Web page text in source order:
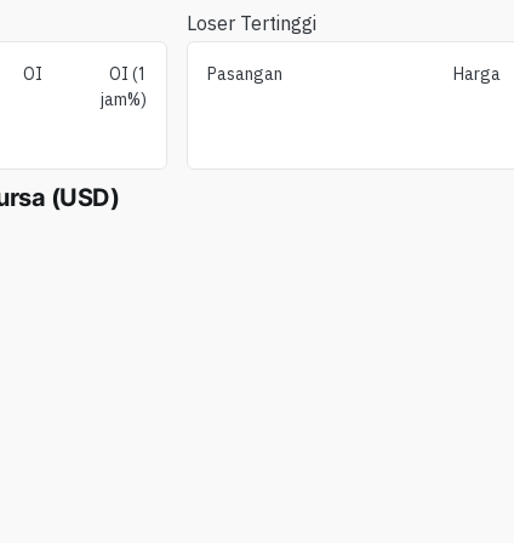
OI
OI (1
jam%)
Loser Tertinggi
Pasangan Harga
(USD)